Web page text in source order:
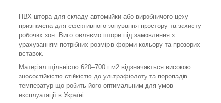
ПВХ штора для складу автомийки або виробничого цеху
призначена для ефективного зонування простору та захисту
робочих зон. Виготовляємо штори під замовлення з
урахуванням потрібних розмірів форми кольору та прозорих
вставок.
Матеріал щільністю 620–700 г м2 відзначається високою
зносостійкістю стійкістю до ультрафіолету та перепадів
температур що робить його оптимальним для умов
експлуатації в Україні.